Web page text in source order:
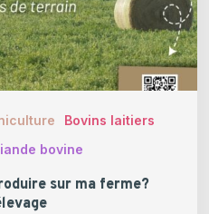
Bovins laitiers
bovine
sur ma ferme?